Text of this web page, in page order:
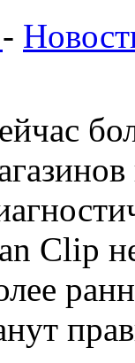
-
Clip